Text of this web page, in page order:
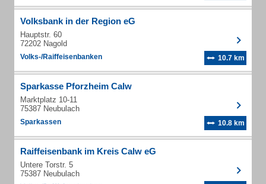
Volksbank in der Region eG
Hauptstr. 60
72202 Nagold
Volks-/Raiffeisenbanken 10.7 km
Sparkasse Pforzheim Calw
Marktplatz 10-11
75387 Neubulach
Sparkassen 10.8 km
Raiffeisenbank im Kreis Calw eG
Untere Torstr. 5
75387 Neubulach